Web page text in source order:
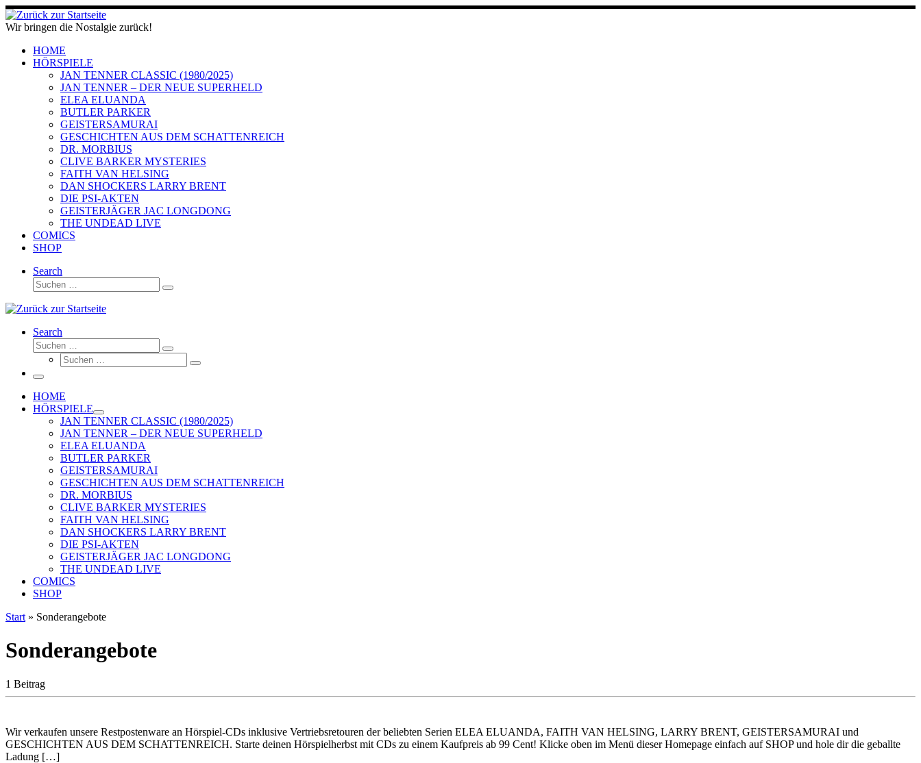
Zum
Inhalt
springen
Wir bringen die Nostalgie zurück!
HOME
HÖRSPIELE
JAN TENNER CLASSIC (1980/2025)
JAN TENNER – DER NEUE SUPERHELD
ELEA ELUANDA
BUTLER PARKER
GEISTERSAMURAI
GESCHICHTEN AUS DEM SCHATTENREICH
DR. MORBIUS
CLIVE BARKER MYSTERIES
FAITH VAN HELSING
DAN SHOCKERS LARRY BRENT
DIE PSI-AKTEN
GEISTERJÄGER JAC LONGDONG
THE UNDEAD LIVE
COMICS
SHOP
Search
Suche
Suchen …
Search
Suche
Suchen …
Suche
Suchen …
Menü
HOME
HÖRSPIELE
JAN TENNER CLASSIC (1980/2025)
JAN TENNER – DER NEUE SUPERHELD
ELEA ELUANDA
BUTLER PARKER
GEISTERSAMURAI
GESCHICHTEN AUS DEM SCHATTENREICH
DR. MORBIUS
CLIVE BARKER MYSTERIES
FAITH VAN HELSING
DAN SHOCKERS LARRY BRENT
DIE PSI-AKTEN
GEISTERJÄGER JAC LONGDONG
THE UNDEAD LIVE
COMICS
SHOP
Start » Sonderangebote
Sonderangebote
1 Beitrag
Wir verkaufen unsere Restpostenware an Hörspiel-CDs inklusive Vertriebsretouren der beliebten Serien ELEA ELUANDA, FAITH VAN HELSING, LARRY BRENT, GEISTERSAMURAI und
GESCHICHTEN AUS DEM SCHATTENREICH. Starte deinen Hörspielherbst mit CDs zu einem Kaufpreis ab 99 Cent! Klicke oben im Menü dieser Homepage einfach auf SHOP und hole dir die geballte
Ladung […]